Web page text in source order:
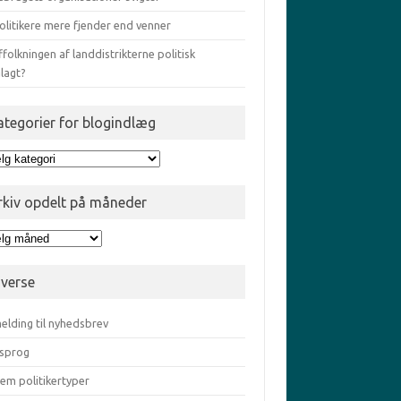
mere fjender end venner
af landdistrikterne politisk
for blogindlæg
opdelt på måneder
til nyhedsbrev
politikertyper